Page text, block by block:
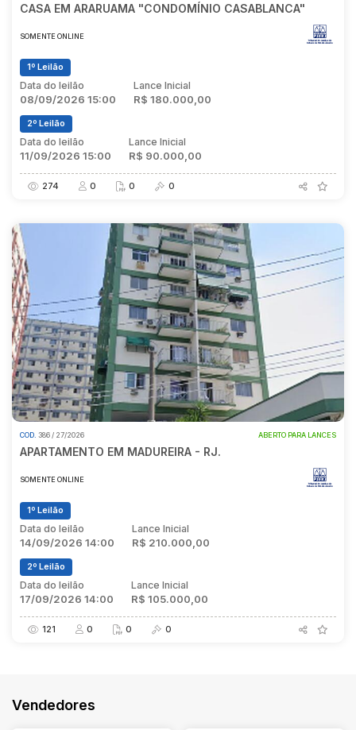
CASA EM ARARUAMA "CONDOMÍNIO CASABLANCA"
SOMENTE ONLINE
1º Leilão
Data do leilão
08/09/2026 15:00
Lance Inicial
R$ 180.000,00
2º Leilão
Data do leilão
11/09/2026 15:00
Lance Inicial
R$ 90.000,00
274 0 0 0
COD. 386 / 27/2026 ABERTO PARA LANCES
APARTAMENTO EM MADUREIRA - RJ.
SOMENTE ONLINE
1º Leilão
Data do leilão
14/09/2026 14:00
Lance Inicial
R$ 210.000,00
2º Leilão
Data do leilão
17/09/2026 14:00
Lance Inicial
R$ 105.000,00
121 0 0 0
Vendedores